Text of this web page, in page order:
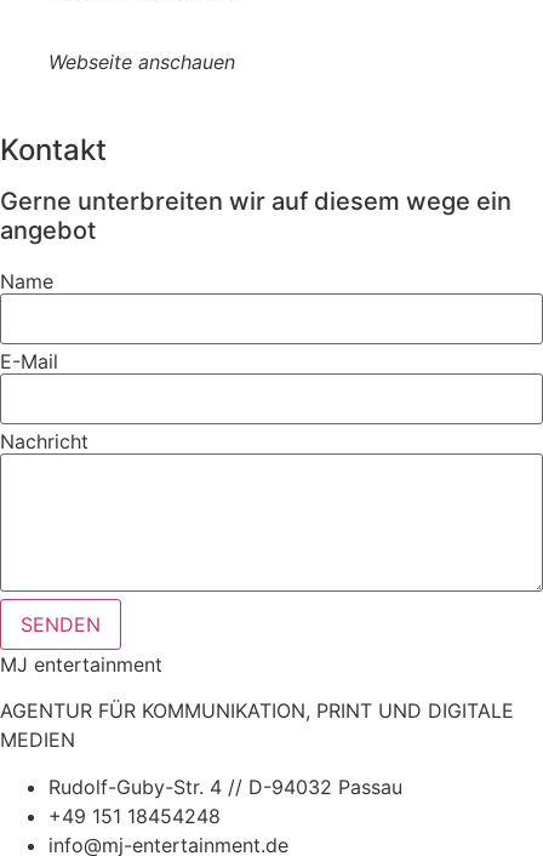
Webseite anschauen
Kontakt
Gerne unterbreiten wir auf diesem wege ein
angebot
Name
E-Mail
Nachricht
SENDEN
MJ entertainment
AGENTUR FÜR KOMMUNIKATION, PRINT UND DIGITALE
MEDIEN
Rudolf-Guby-Str. 4 // D-94032 Passau
+49 151 18454248
info@mj-entertainment.de